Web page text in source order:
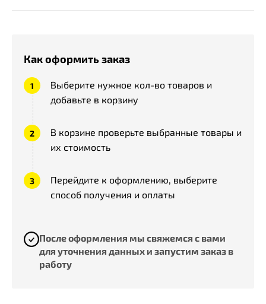
Как оформить заказ
Выберите нужное кол-во товаров и
добавьте в корзину
В корзине проверьте выбранные товары и
их стоимость
Перейдите к оформлению, выберите
способ получения и оплаты
После оформления мы свяжемся с вами
для уточнения данных и запустим заказ в
работу